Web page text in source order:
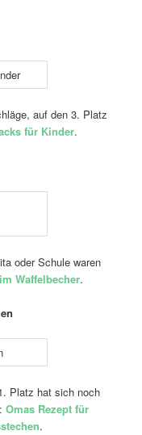
auf den 3. Platz
für Kinder.
oder Schule waren
Waffelbecher.
Platz hat sich noch
Omas Rezept für
.